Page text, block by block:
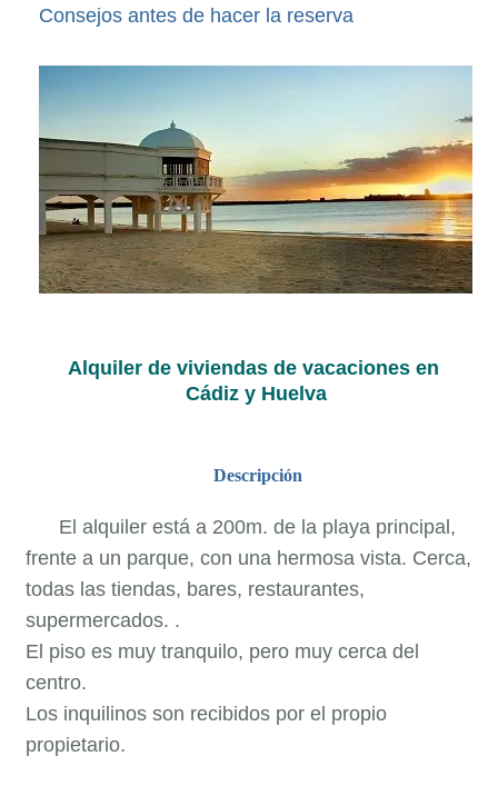
Consejos antes de hacer la reserva
Alquiler de viviendas de vacaciones en
Cádiz y Huelva
Descripción
El alquiler está a 200m. de la playa principal,
frente a un parque, con una hermosa vista. Cerca,
todas las tiendas, bares, restaurantes,
supermercados. .
El piso es muy tranquilo, pero muy cerca del
centro.
Los inquilinos son recibidos por el propio
propietario.